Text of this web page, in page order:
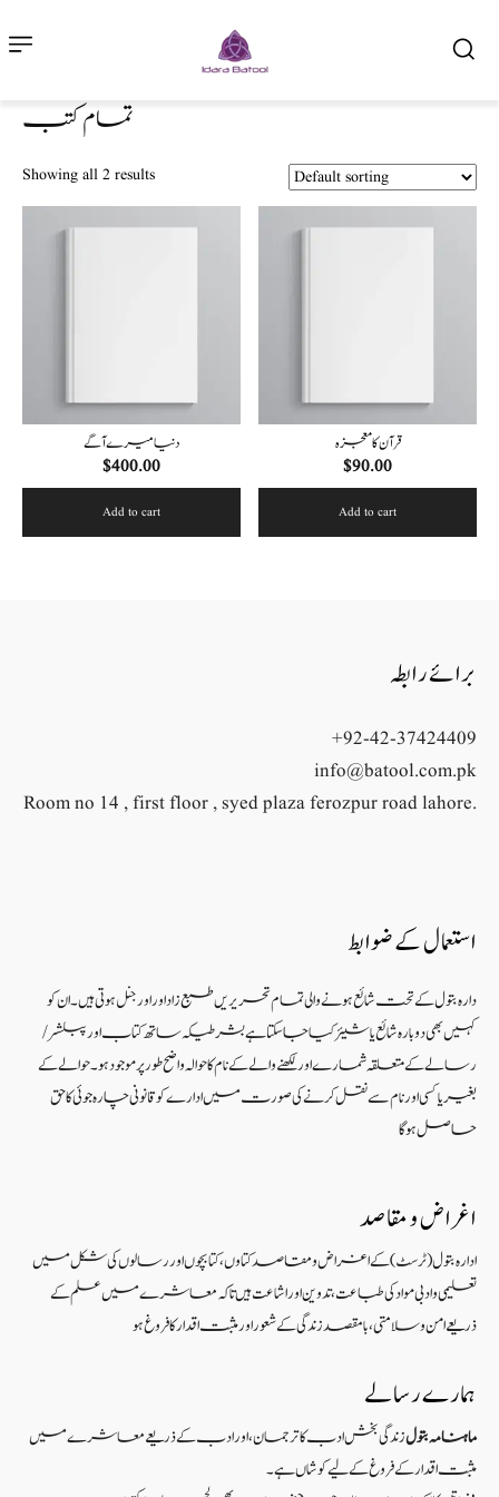
تمام کتب
Showing all 2 results
دنیامیرے آگے
$400.00
Add to cart
قرآن کا معجزہ
$90.00
Add to cart
برائے رابطہ
+92-42-37424409
info@batool.com.pk
Room no 14 , first floor , syed plaza ferozpur road lahore.
استعمال کے ضوابط
دارہ بتول کے تحت شائع ہونے والی تمام تحریریں طبع زاد اور اورجنل ہوتی ہیں۔ ان کو
کہیں بھی دوبارہ شائع یا شیئر کیا جا سکتا ہے بشرطیکہ ساتھ کتاب اور پبلشر/
رسالے کے متعلقہ شمارے اور لکھنے والے کے نام کا حوالہ واضح طور پر موجود ہو۔ حوالے کے
بغیر یا کسی اور نام سے نقل کرنے کی صورت میں ادارے کو قانونی چارہ جوئی کا حق
حاصل ہو گا
اغراض و مقاصد
ادارہ بتول (ٹرسٹ) کے اغراض و مقاصد کتاوں ، کتابچوں اور رسالوں کی شکل میں
تعلیمی و ادبی مواد کی طباعت، تدوین اور اشاعت ہیں تاکہ معاشرے میں علم کے
ذریعےامن و سلامتی ، بامقصد زندگی کے شعوراورمثبت اقدار کا فروغ ہو
ہمارے رسالے
ماہنامہ بتولزندگی بخش ادب کا ترجمان، اور ادب کے ذریعے معاشرے میں
مثبت اقدار کے فروغ کے لیے کوشاں ہے۔